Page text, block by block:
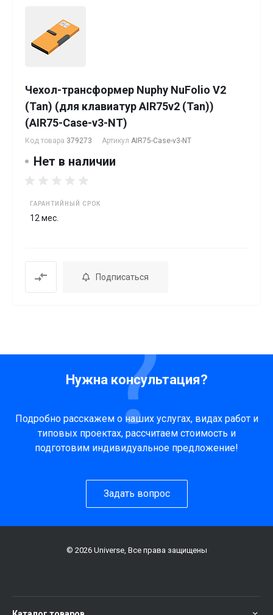
Чехол-трансформер Nuphy NuFolio V2
(Tan) (для клавиатур AIR75v2 (Tan))
(AIR75-Case-v3-NT)
Код товара 379273 Артикул AIR75-Case-v3-NT
Нет в наличии
ГАРАНТИЙНЫЙ СРОК
12 мес.
Подписаться
Нужна консультация?
Подробно расскажем о наших услугах, видах работ и
типовых проектах, рассчитаем стоимость и
подготовим индивидуальное предложение!
Задать вопрос
© 2026 Universe, Все права защищены